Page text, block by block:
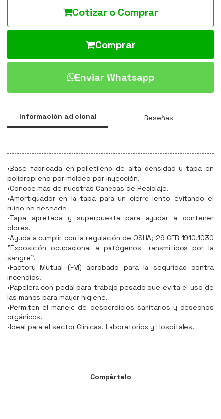
Cotizar o Comprar
Comprar
Enviar Whatsapp
Información adicional Reseñas
•Base fabricada en polietileno de alta densidad y tapa en
polipropileno por moldeo por inyección.
•Conoce más de nuestras Canecas de Reciclaje.
•Amortiguador en la tapa para un cierre lento evitando el
ruido no deseado.
•Tapa apretada y superpuesta para ayudar a contener
olores.
•Ayuda a cumplir con la regulación de OSHA; 29 CFR 1910.1030
"Exposición ocupacional a patógenos transmitidos por la
sangre".
•Factory Mutual (FM) aprobado para la seguridad contra
incendios.
•Papelera con pedal para trabajo pesado que evita el uso de
las manos para mayor higiene.
•Permiten el manejo de desperdicios sanitarios y desechos
orgánicos.
•Ideal para el sector Clínicas, Laboratorios y Hospitales.
Compártelo